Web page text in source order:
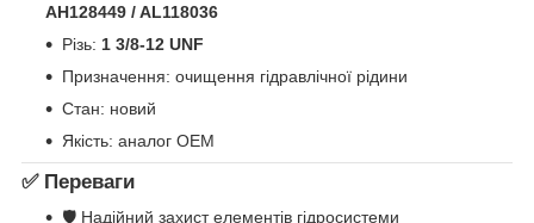
AH128449 / AL118036
Різь: 1 3/8-12 UNF
Призначення: очищення гідравлічної рідини
Стан: новий
Якість: аналог OEM
✅ Переваги
🛡️ Надійний захист елементів гідросистеми